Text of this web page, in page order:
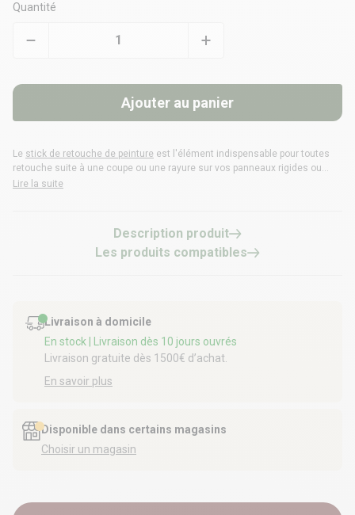
Quantité
Ajouter au panier
Le stick de retouche de peinture est l'élément indispensable pour toutes
retouche suite à une coupe ou une rayure sur vos panneaux rigides ou
poteaux de clôture
Lire la suite
Description produit
Les produits compatibles
Livraison à domicile
En stock
| Livraison dès 10 jours ouvrés
Livraison gratuite dès 1500€ d’achat.
En savoir plus
Disponible dans certains magasins
Choisir un magasin